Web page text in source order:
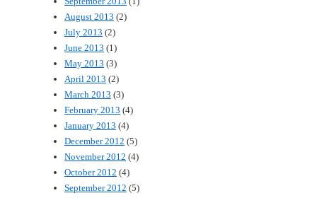
August 2013 (2)
July 2013 (2)
June 2013 (1)
May 2013 (3)
April 2013 (2)
March 2013 (3)
February 2013 (4)
January 2013 (4)
December 2012 (5)
November 2012 (4)
October 2012 (4)
September 2012 (5)